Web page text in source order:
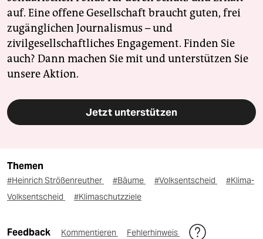
auf. Eine offene Gesellschaft braucht guten, frei
zugänglichen Journalismus – und
zivilgesellschaftliches Engagement. Finden Sie
auch? Dann machen Sie mit und unterstützen Sie
unsere Aktion.
Jetzt unterstützen
Themen
#Heinrich Strößenreuther #Bäume #Volksentscheid
#Klima-
Volksentscheid
#Klimaschutzziele
Feedback Kommentieren Fehlerhinweis